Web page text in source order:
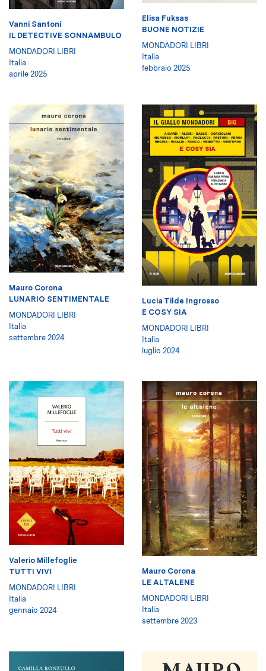
Vanni Santoni
IL DETECTIVE SONNAMBULO
MONDADORI LIBRI
Italia
aprile 2025
Elisa Fuksas
BUONE NOTIZIE
MONDADORI LIBRI
Italia
febbraio 2025
Mauro Corona
LUNARIO SENTIMENTALE
MONDADORI LIBRI
Italia
settembre 2024
Lucia Tilde Ingrosso
E COSY SIA
MONDADORI LIBRI
Italia
luglio 2024
Valerio Millefoglie
TUTTI VIVI
MONDADORI LIBRI
Italia
gennaio 2024
Mauro Corona
LE ALTALENE
MONDADORI LIBRI
Italia
settembre 2023